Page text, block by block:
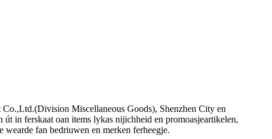
Miscellaneous Goods), Shenzhen City en
in ferskaat oan items lykas nijichheid en promoasjeartikelen,
fan bedriuwen en merken ferheegje.